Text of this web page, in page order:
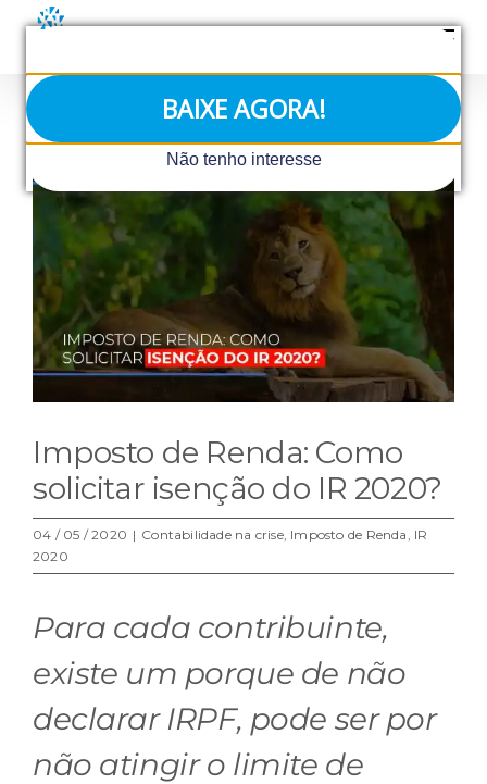
BAIXE AGORA!
Não tenho interesse
conteúdo
View
Larger
Image
Imposto de Renda: Como
solicitar isenção do IR 2020?
04 / 05 / 2020 | Contabilidade na crise, Imposto de Renda, IR
2020
Para cada contribuinte,
existe um porque de não
declarar IRPF, pode ser por
não atingir o limite de